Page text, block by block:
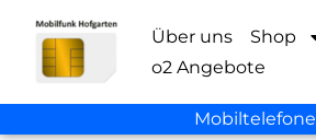
Über uns Shop
o2 Angebote
Mobiltelefone